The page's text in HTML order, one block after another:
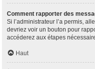
Comment rapporter des
Si l’administrateur l’a permis,
devriez voir un bouton pour
accéderez aux étapes
Haut